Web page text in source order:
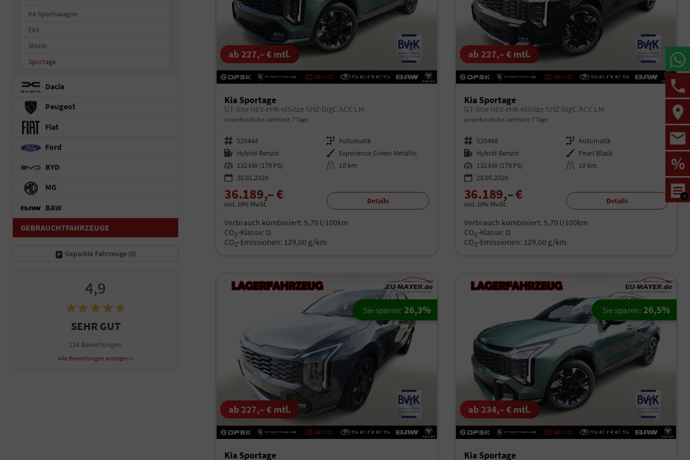
ab 227,– € mtl.
Kia Sportage
GT-line HEV eHK elSitze SHZ DigC ACC LM
unverbindliche Lieferzeit:7 Tage
Fahrzeugnr. 520444 Getriebe Automatik
Kraftstoff Hybrid Benzin Außenfarbe Experience Green Metallic
Leistung 132 kW (179 PS) Kilometerstand 10 km
30.01.2026
36.189,– €
incl. 19% MwSt. Details
Verbrauch kombiniert: 5,70 l/100km
CO2-Klasse: D
CO2-Emissionen: 129,00 g/km
ab 227,– € mtl.
Kia Sportage
GT-line HEV eHK elSitze SHZ DigC ACC LM
unverbindliche Lieferzeit: 7 Tage
Fahrzeugnr. 520468 Getriebe Automatik
Kraftstoff Hybrid Benzin Außenfarbe Pearl Black
Leistung 132 kW (179 PS) Kilometerstand 10 km
29.05.2026
36.189,– €
incl. 19% MwSt. Details
Verbrauch kombiniert: 5,70 l/100km
CO2-Klasse: D
CO2-Emissionen: 129,00 g/km
ab 227,– € mtl.
Kia Sportage
Sie sparen: 26,3%
ab 234,– € mtl.
Kia Sportage
Sie sparen: 26,5%
K4 Sportswagon
EV3
Stonic
Sportage
Dacia
Peugeot
Fiat
Ford
BYD
MG
BAW
GEBRAUCHTFAHRZEUGE
Geparkte Fahrzeuge (0)
4,9
SEHR GUT
134 Bewertungen
Alle Bewertungen anzeigen >
%
0